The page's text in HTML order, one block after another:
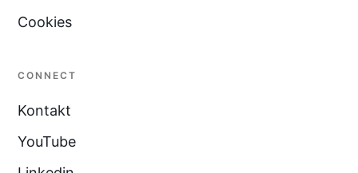
Cookies
CONNECT
Kontakt
YouTube